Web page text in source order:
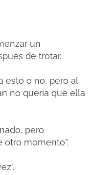
un
de trotar.
esto o no, pero al
no quería que ella
pero
momento”.